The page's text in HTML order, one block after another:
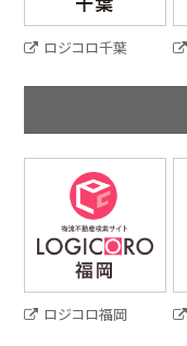
ロジコロ千葉
ロジコロ福岡